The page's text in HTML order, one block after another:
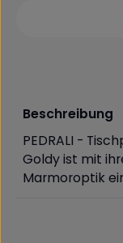
Beschreibung
PEDRALI -
Goldy ist mit
Marmoroptik